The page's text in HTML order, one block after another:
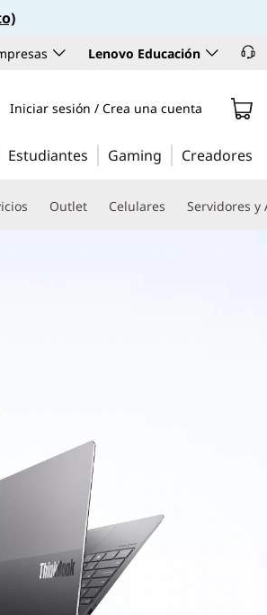
Lenovo Educación
Iniciar sesión / Crea una cuenta
Estudiantes Gaming Creadores
Outlet Celulares Servidores y